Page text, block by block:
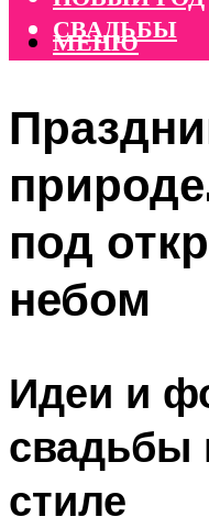
СВАДЬБЫ
МЕНЮ
под
небом
Идеи и
свадьбы
стиле